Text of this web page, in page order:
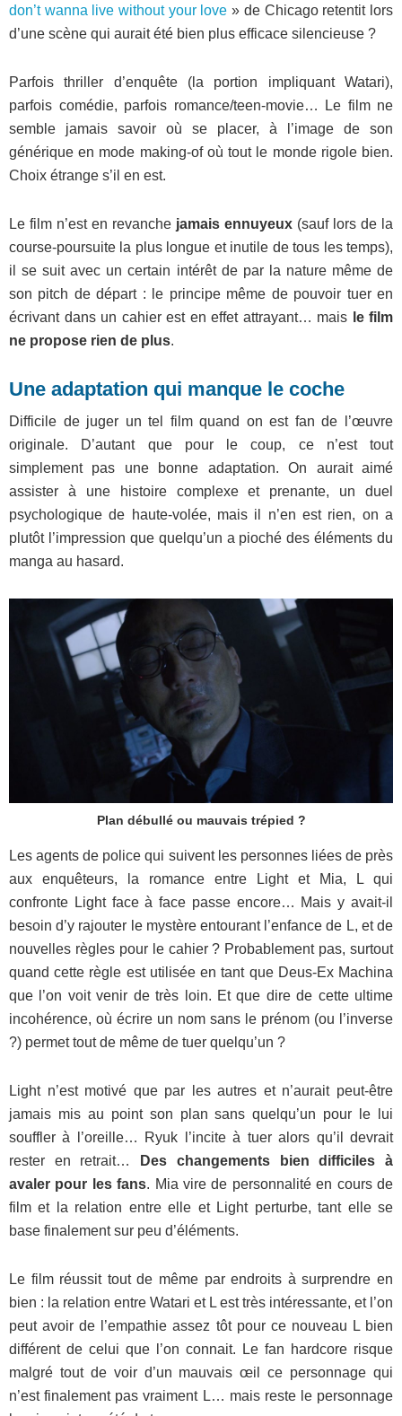
don’t wanna live without your love » de Chicago retentit lors
d’une scène qui aurait été bien plus efficace silencieuse ?
Parfois thriller d’enquête (la portion impliquant Watari),
parfois comédie, parfois romance/teen-movie… Le film ne
semble jamais savoir où se placer, à l’image de son
générique en mode making-of où tout le monde rigole bien.
Choix étrange s’il en est.
Le film n’est en revanche jamais ennuyeux (sauf lors de la
course-poursuite la plus longue et inutile de tous les temps),
il se suit avec un certain intérêt de par la nature même de
son pitch de départ : le principe même de pouvoir tuer en
écrivant dans un cahier est en effet attrayant… mais le film
ne propose rien de plus.
Une adaptation qui manque le coche
Difficile de juger un tel film quand on est fan de l’œuvre
originale. D’autant que pour le coup, ce n’est tout
simplement pas une bonne adaptation. On aurait aimé
assister à une histoire complexe et prenante, un duel
psychologique de haute-volée, mais il n’en est rien, on a
plutôt l’impression que quelqu’un a pioché des éléments du
manga au hasard.
Plan débullé ou mauvais trépied ?
Les agents de police qui suivent les personnes liées de près
aux enquêteurs, la romance entre Light et Mia, L qui
confronte Light face à face passe encore… Mais y avait-il
besoin d’y rajouter le mystère entourant l’enfance de L, et de
nouvelles règles pour le cahier ? Probablement pas, surtout
quand cette règle est utilisée en tant que Deus-Ex Machina
que l’on voit venir de très loin. Et que dire de cette ultime
incohérence, où écrire un nom sans le prénom (ou l’inverse
?) permet tout de même de tuer quelqu’un ?
Light n’est motivé que par les autres et n’aurait peut-être
jamais mis au point son plan sans quelqu’un pour le lui
souffler à l’oreille… Ryuk l’incite à tuer alors qu’il devrait
rester en retrait…
Des changements bien difficiles à
avaler pour les fans. Mia vire de personnalité en cours de
film et la relation entre elle et Light perturbe, tant elle se
base finalement sur peu d’éléments.
Le film réussit tout de même par endroits à surprendre en
bien : la relation entre Watari et L est très intéressante, et l’on
peut avoir de l’empathie assez tôt pour ce nouveau L bien
différent de celui que l’on connait. Le fan hardcore risque
malgré tout de voir d’un mauvais œil ce personnage qui
n’est finalement pas vraiment L… mais reste le personnage